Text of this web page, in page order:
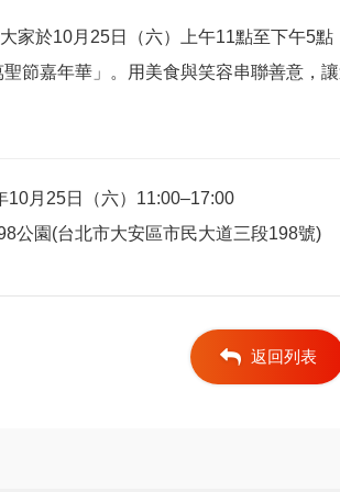
家於10月25日（六）上午11點至下午5
節嘉年華」。用美食與笑容串聯善意，
10月25日（六）11:00–17:00
公園(台北市大安區市民大道三段198號)
返回列表